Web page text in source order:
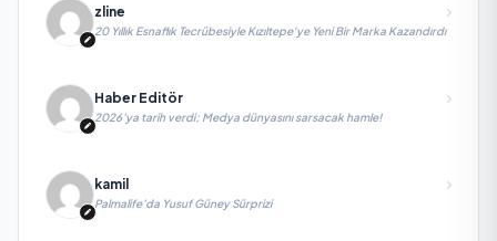
zline
20 Yıllık Esnaflık Tecrübesiyle Kızıltepe'ye Yeni Bir Marka Kazandırdı
Haber Editör
2026’ya tarih verdi; Medya dünyasını sarsacak hamle!
kamil
Palmalife’da Yusuf Güney Sürprizi